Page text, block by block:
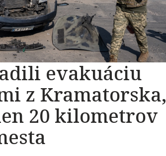
evakuáciu
z Kramatorska,
20 kilometrov